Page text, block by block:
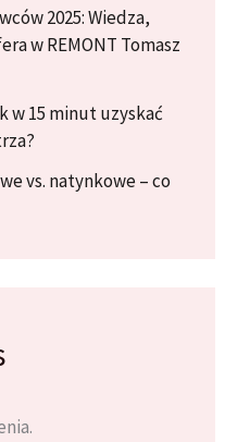
2025: Wiedza,
w REMONT Tomasz
w 15 minut uzyskać
vs. natynkowe – co